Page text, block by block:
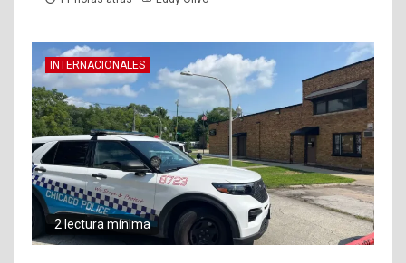
INTERNACIONALES
2 lectura mínima